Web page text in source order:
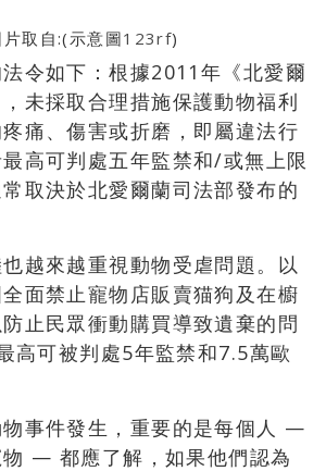
片取自:(示意圖123rf)
令如下：根據2011年《北愛爾
未採取合理措施保護動物福利
痛、傷害或折磨，即屬違法行
高可判處五年監禁和/或無上限
取決於北愛爾蘭司法部發布的
越來越重視動物受虐問題。以
面禁止寵物店販賣猫狗及在櫥
止民眾衝動購買導致遺棄的問
高可被判處5年監禁和7.5萬歐
事件發生，重要的是每個人 —
— 都應了解，如果他們認為